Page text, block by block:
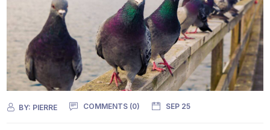
BY: PIERRE COMMENTS (0) SEP 25